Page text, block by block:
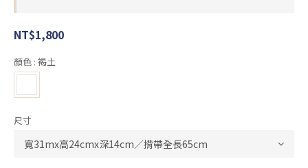
NT$1,800
顏色 : 褐土
尺寸